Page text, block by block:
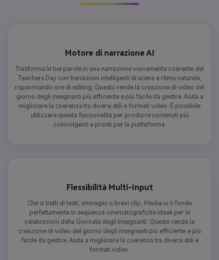
Motore di narrazione AI
Trasforma le tue parole in una narrazione visivamente coerente del
Teachers Day con transizioni intelligenti di scena e ritmo naturale,
risparmiando ore di editing. Questo rende la creazione di video del
giorno degli insegnanti più efficiente e più facile da gestire. Aiuta a
migliorare la coerenza tra diversi stili e formati video. È possibile
utilizzare questa funzionalità per produrre contenuti più
coinvolgenti e pronti per la piattaforma.
Flessibilità Multi-Input
Che si tratti di testi, immagini o brevi clip, Media.io li fonde
perfettamente in sequenze cinematografiche ideali per le
celebrazioni della Giornata degli Insegnanti. Questo rende la
creazione di video del giorno degli insegnanti più efficiente e più
facile da gestire. Aiuta a migliorare la coerenza tra diversi stili e
formati video.